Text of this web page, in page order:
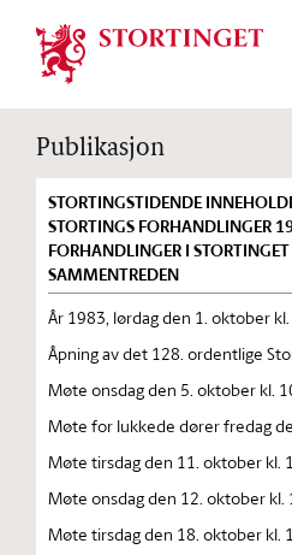
Publikasjon
STORTINGSTIDENDE
STORTINGS FORHANDLINGER
FORHANDLINGER I
SAMMENTREDEN
År 1983, lørdag den 1. oktober
Åpning av det 128. ordentlige
Møte onsdag den 5. oktober kl.
Møte for lukkede dører fredag
Møte tirsdag den 11. oktober kl.
Møte onsdag den 12. oktober kl.
Møte tirsdag den 18. oktober kl.